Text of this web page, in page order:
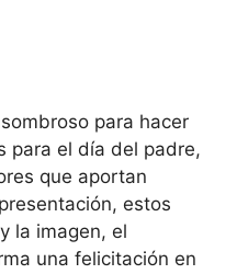
para hacer
para el día del padre,
que aportan
estos
la imagen, el
una felicitación en